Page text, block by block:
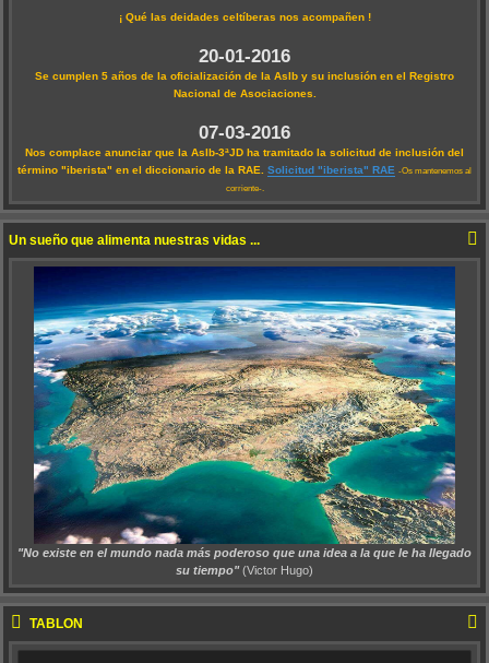
¡ Qué las deidades celtíberas nos acompañen !
20-01-2016
Se cumplen 5 años de la oficialización de la AsIb y su inclusión en el Registro
Nacional de Asociaciones.
07-03-2016
Nos complace anunciar que la AsIb-3ªJD ha tramitado la solicitud de inclusión del
término "iberista" en el diccionario de la RAE. Solicitud "iberista" RAE -Os mantenemos al
corriente-.
Un sueño que alimenta nuestras vidas ...
"No existe en el mundo nada más poderoso que una idea a la que le ha llegado
su tiempo"(Victor Hugo)
TABLÓN